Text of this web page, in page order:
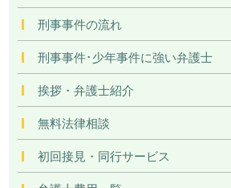
刑事事件の流れ
刑事事件･少年事件に強い弁護士
挨拶・弁護士紹介
無料法律相談
初回接見・同行サービス